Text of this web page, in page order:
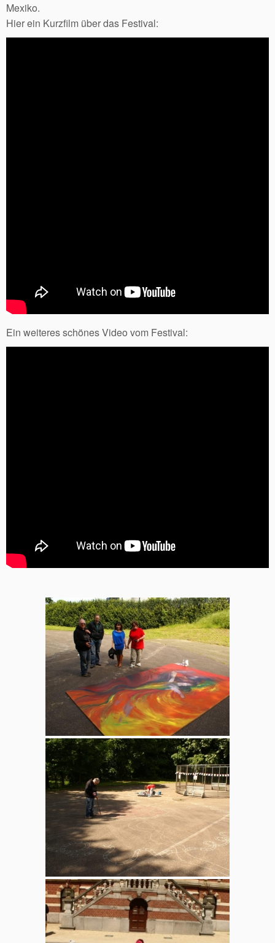
Mexiko.
Hier ein Kurzfilm über das Festival:
Ein weiteres schönes Video vom Festival: